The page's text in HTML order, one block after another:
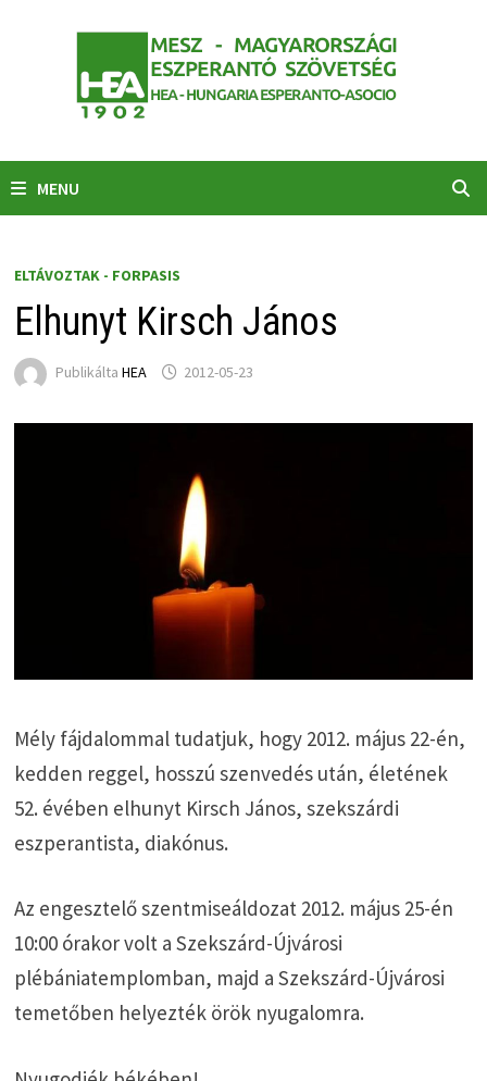
MENU
ELTÁVOZTAK - FORPASIS
Elhunyt Kirsch János
Publikálta HEA 2012-05-23
Mély fájdalommal tudatjuk, hogy 2012. május 22-én,
kedden reggel, hosszú szenvedés után, életének
52. évében elhunyt Kirsch János, szekszárdi
eszperantista, diakónus.
Az engesztelő szentmiseáldozat 2012. május 25-én
10:00 órakor volt a Szekszárd-Újvárosi
plébániatemplomban, majd a Szekszárd-Újvárosi
temetőben helyezték örök nyugalomra.